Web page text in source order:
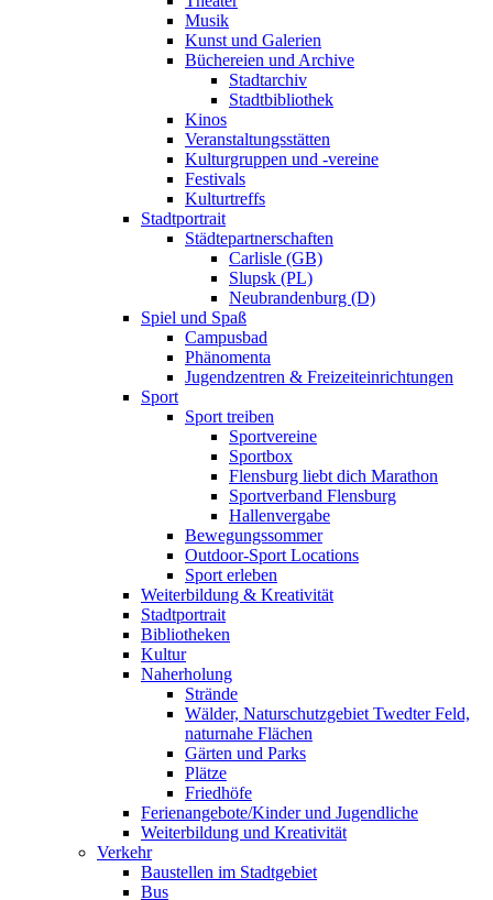
Musik
Kunst und Galerien
Büchereien und Archive
Stadtarchiv
Stadtbibliothek
Kinos
Veranstaltungsstätten
Kulturgruppen und -vereine
Festivals
Kulturtreffs
Stadtportrait
Städtepartnerschaften
Carlisle (GB)
Slupsk (PL)
Neubrandenburg (D)
Spiel und Spaß
Campusbad
Phänomenta
Jugendzentren & Freizeiteinrichtungen
Sport
Sport treiben
Sportvereine
Sportbox
Flensburg liebt dich Marathon
Sportverband Flensburg
Hallenvergabe
Bewegungssommer
Outdoor-Sport Locations
Sport erleben
Weiterbildung & Kreativität
Stadtportrait
Bibliotheken
Kultur
Naherholung
Strände
Wälder, Naturschutzgebiet Twedter Feld,
naturnahe Flächen
Gärten und Parks
Plätze
Friedhöfe
Ferienangebote/Kinder und Jugendliche
Weiterbildung und Kreativität
Verkehr
Baustellen im Stadtgebiet
Bus